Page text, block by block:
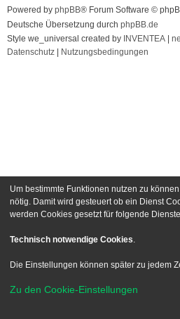
Powered by phpBB® Forum Software ©
Deutsche Übersetzung durch phpBB.de
Style we_universal created by INVENTEA
Datenschutz
Nutzungsbedingungen
Um bestimmte Funktionen nutzen zu
nötig. Damit wird gesteuert ob ein Dienst
werden Cookies gesetzt für folgende
Technisch notwendige Cookies.
Die Einstellungen können später zu jedem
Zu den Cookie-Einstellungen